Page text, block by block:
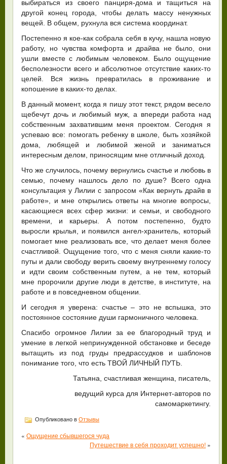
выбираться из своего панциря-дома и тащиться на
другой конец города, чтобы делать массу ненужных
вещей. В общем, рухнула вся система координат.
Постепенно я кое-как собрала себя в кучу, нашла новую
работу, но чувства комфорта и драйва не было, они
ушли вместе с любимым человеком. Было ощущение
бесполезности всего и абсолютное отсутствие каких-то
целей. Вся жизнь превратилась в проживание и
копошение в каких-то делах.
В данный момент, когда я пишу этот текст, рядом весело
щебечут дочь и любимый муж, а впереди работа над
собственным захватившим меня проектом. Сегодня я
успеваю все: помогать ребенку в школе, быть хозяйкой
дома, любящей и любимой женой и заниматься
интересным делом, приносящим мне отличный доход.
Что же случилось, почему вернулись счастье и любовь в
семью, почему нашлось дело по душе? Всего одна
консультация у Лилии с запросом «Как вернуть драйв в
работе», и мне открылись ответы на многие вопросы,
касающиеся всех сфер жизни: и семьи, и свободного
времени, и карьеры. А потом постепенно, будто
выросли крылья, и появился ангел-хранитель, который
помогает мне реализовать все, что делает меня более
счастливой. Ощущение того, что с меня сняли какие-то
путы и дали свободу верить своему внутреннему голосу
и идти своим собственным путем, а не тем, который
мне пророчили другие люди в детстве, в институте, на
работе и в повседневном общении.
И сегодня я уверена: счастье – это не вспышка, это
постоянное состояние души гармоничного человека.
Спасибо огромное Лилии за ее благородный труд и
умение в легкой непринужденной обстановке и беседе
вытащить из под груды предрассудков и шаблонов
понимание того, что есть ТВОЙ ЛИЧНЫЙ ПУТЬ.
Татьяна, счастливая женщина, писатель,
ведущий курса для Интернет-авторов по
самомаркетингу.
Опубликовано в Отзывы
« Ощущение сбывшегося чуда
Путешествие в себя проходит успешно! »